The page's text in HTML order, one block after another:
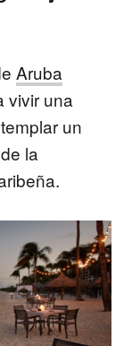
Aruba
vivir una
un
la